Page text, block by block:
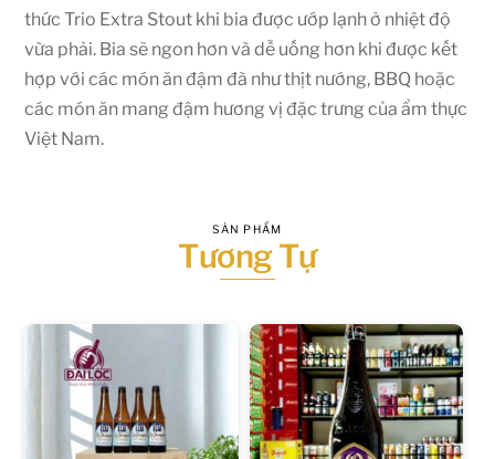
thức Trio Extra Stout khi bia được ướp lạnh ở nhiệt độ
vừa phải. Bia sẽ ngon hơn và dễ uống hơn khi được kết
hợp với các món ăn đậm đà như thịt nướng, BBQ hoặc
các món ăn mang đậm hương vị đặc trưng của ẩm thực
Việt Nam.
SẢN PHẨM
Tương Tự